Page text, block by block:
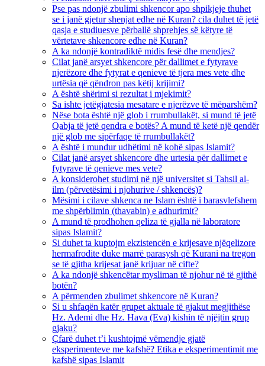
Pse pas ndonjë zbulimi shkencor apo shpikjeje thuhet
se i janë gjetur shenjat edhe në Kuran? cila duhet të jetë
qasja e studiuesve përballë shprehjes së këtyre të
vërtetave shkencore edhe në Kuran?
A ka ndonjë kontradiktë midis fesë dhe mendjes?
Cilat janë arsyet shkencore për dallimet e fytyrave
njerëzore dhe fytyrat e qenieve të tjera mes vete dhe
urtësia që qëndron pas këtij krijimi?
A është shërimi si rezultat i mjekimit?
Sa ishte jetëgjatesia mesatare e njerëzve të mëparshëm?
Nëse bota është një glob i rrumbullakët, si mund të jetë
Qabja të jetë qendra e botës? A mund të ketë një qendër
një glob me sipërfaqe të rrumbullakët?
A është i mundur udhëtimi në kohë sipas Islamit?
Cilat janë arsyet shkencore dhe urtesia për dallimet e
fytyrave të qenieve mes vete?
A konsiderohet studimi në një universitet si Tahsil al-
ilm (përvetësimi i njohurive / shkencës)?
Mësimi i cilave shkenca ne Islam është i barasvlefshem
me shpërblimin (thavabin) e adhurimit?
A mund të prodhohen qeliza të gjalla në laboratore
sipas Islamit?
Si duhet ta kuptojm ekzistencën e krijesave njëqelizore
hermafrodite duke marrë parasysh që Kurani na tregon
se të gjitha krijesat janë krijuar në cifte?
A ka ndonjë shkencëtar mysliman të njohur në të gjithë
botën?
A përmenden zbulimet shkencore në Kuran?
Si u shfaqën katër grupet aktuale të gjakut megjithëse
Hz. Ademi dhe Hz. Hava (Eva) kishin të njëjtin grup
gjaku?
Çfarë duhet t’i kushtojmë vëmendje gjatë
eksperimenteve me kafshë? Etika e eksperimentimit me
kafshë sipas Islamit